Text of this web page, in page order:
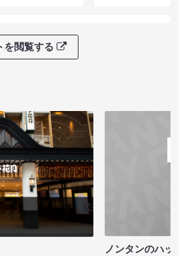
を閲覧する
ノンタンのハッ